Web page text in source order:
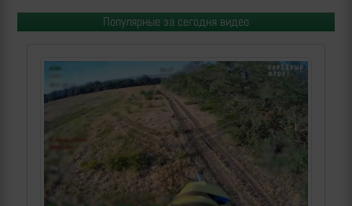
Популярные за сегодня видео